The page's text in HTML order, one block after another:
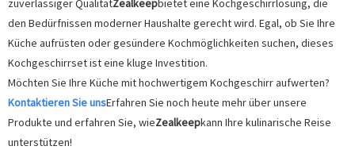
den Bedürfnissen moderner Haushalte gerecht wird. Egal, ob Sie Ihre
Küche aufrüsten oder gesündere Kochmöglichkeiten suchen, dieses
Kochgeschirrset ist eine kluge Investition.
Möchten Sie Ihre Küche mit hochwertigem Kochgeschirr aufwerten?
Kontaktieren Sie unsErfahren Sie noch heute mehr über unsere
Produkte und erfahren Sie, wieZealkeepkann Ihre kulinarische Reise
unterstützen!